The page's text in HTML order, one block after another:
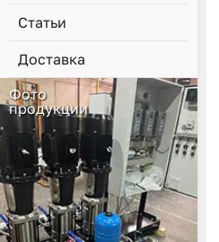
Статьи
Доставка
Фото
продукции